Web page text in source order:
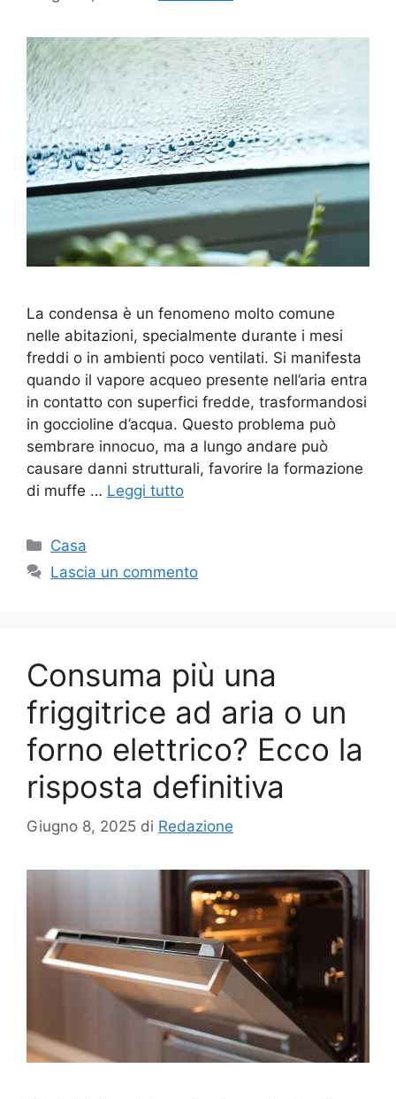
La condensa è un fenomeno molto comune
nelle abitazioni, specialmente durante i mesi
freddi o in ambienti poco ventilati. Si manifesta
quando il vapore acqueo presente nell’aria entra
in contatto con superfici fredde, trasformandosi
in goccioline d’acqua. Questo problema può
sembrare innocuo, ma a lungo andare può
causare danni strutturali, favorire la formazione
di muffe … Leggi tutto
Categorie
Casa
Lascia un commento
Consuma più una
friggitrice ad aria o un
forno elettrico? Ecco la
risposta definitiva
Giugno 8, 2025 di Redazione